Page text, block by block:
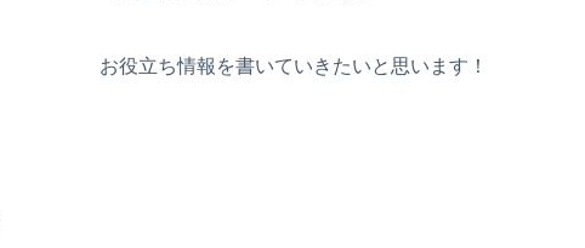
お役立ち情報を書いていきたいと思います！